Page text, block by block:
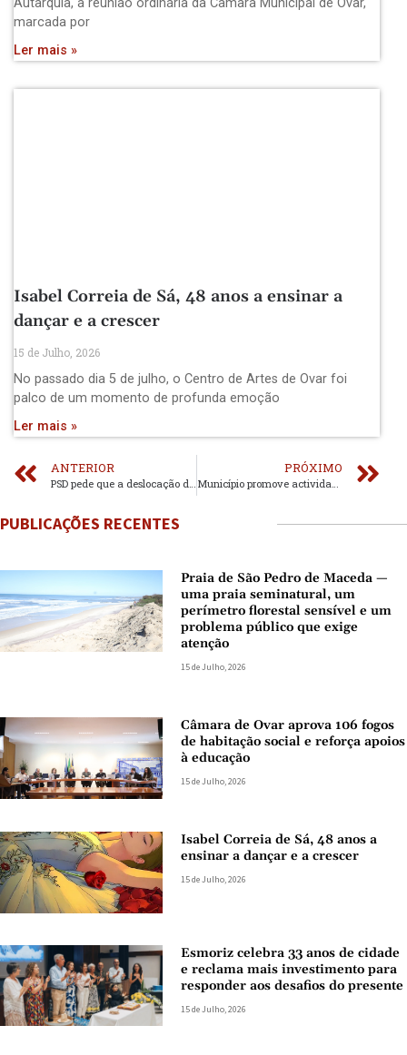
marcada por
Ler mais »
Isabel Correia de Sá, 48 anos a ensinar a
dançar e a crescer
15 de Julho, 2026
No passado dia 5 de julho, o Centro de Artes de Ovar foi
palco de um momento de profunda emoção
Ler mais »
ANTERIOR
PSD pede que a deslocação da Unidade de Saúde de Anta seja discutida em Assembleia Municipal
PRÓXIMO
Município promove actividades para comunidade ucraniana na Biblioteca Municipal
PUBLICAÇÕES RECENTES
Praia de São Pedro de Maceda —
uma praia seminatural, um
perímetro florestal sensível e um
problema público que exige
atenção
15 de Julho, 2026
Câmara de Ovar aprova 106 fogos
de habitação social e reforça apoios
à educação
15 de Julho, 2026
Isabel Correia de Sá, 48 anos a
ensinar a dançar e a crescer
15 de Julho, 2026
Esmoriz celebra 33 anos de cidade
e reclama mais investimento para
responder aos desafios do presente
15 de Julho, 2026